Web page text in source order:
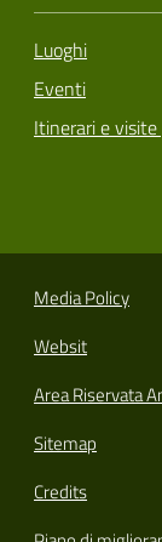
Luoghi
Eventi
Itinerari e
Media Policy
Websit
Area Riservata
Sitemap
Credits